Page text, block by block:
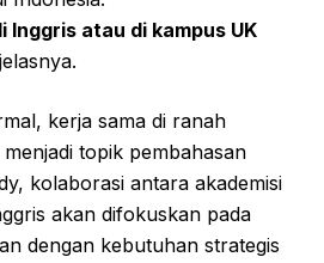
Inggris atau di kampus UK
jelasnya.
kerja sama di ranah
topik pembahasan
kolaborasi antara akademisi
akan difokuskan pada
dengan kebutuhan strategis